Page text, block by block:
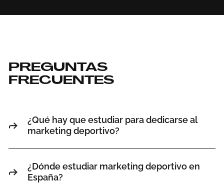
PREGUNTAS
FRECUENTES
¿Qué hay que estudiar para dedicarse al
marketing deportivo?
¿Dónde estudiar marketing deportivo en
España?